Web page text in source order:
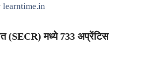
learntime.in
(SECR)मध्ये733 अप्रेंटिस